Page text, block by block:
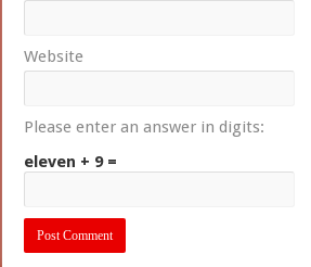
Website
Please enter an answer in digits:
eleven + 9 =